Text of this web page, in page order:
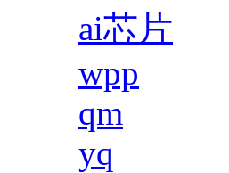
ai芯片
wpp
qm
yq